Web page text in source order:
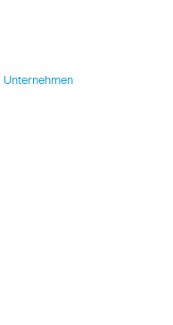
Unternehmen